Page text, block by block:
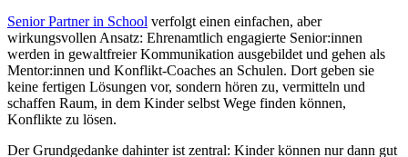
Senior Partner in School verfolgt einen einfachen, aber
wirkungsvollen Ansatz: Ehrenamtlich engagierte Senior:innen
werden in gewaltfreier Kommunikation ausgebildet und gehen als
Mentor:innen und Konflikt-Coaches an Schulen. Dort geben sie
keine fertigen Lösungen vor, sondern hören zu, vermitteln und
schaffen Raum, in dem Kinder selbst Wege finden können,
Konflikte zu lösen.
Der Grundgedanke dahinter ist zentral: Kinder können nur dann gut